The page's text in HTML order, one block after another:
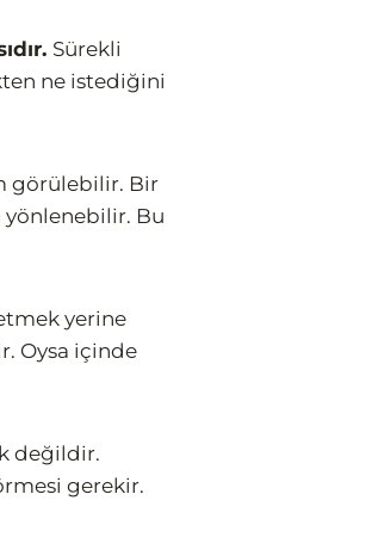
Sürekli
ne istediğini
görülebilir. Bir
yönlenebilir. Bu
yerine
Oysa içinde
değildir.
gerekir.